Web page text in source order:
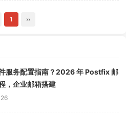
1 ››
服务配置指南？2026 年 Postfix 邮
，企业邮箱搭建